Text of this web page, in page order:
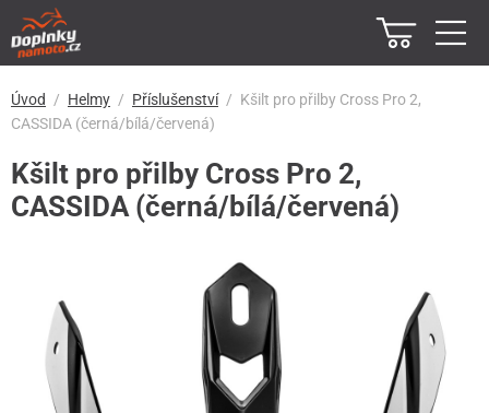
Úvod Helmy Příslušenství
Kšilt pro přilby Cross Pro 2,
CASSIDA (černá/bílá/červená)
Kšilt pro přilby Cross Pro 2,
CASSIDA (černá/bílá/červená)